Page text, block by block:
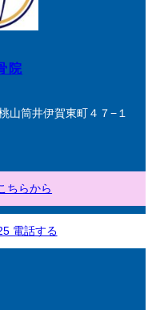
院
山筒井伊賀東町４７−１
ちらから
電話する